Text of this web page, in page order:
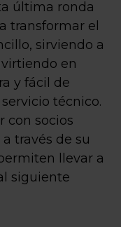
última ronda
transformar el
sirviendo a
en
y fácil de
técnico.
con socios
través de su
llevar a
siguiente